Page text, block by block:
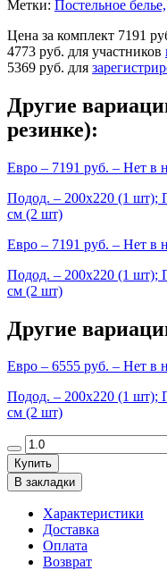
Метки: Постельное белье,
Цена за комплект 7191
4773 руб. для участников
5369 руб. для
Другие
резинке):
Евро – 7191 руб. – Нет в
Подод. – 200х220 (1 шт);
см (2 шт)
Евро – 7191 руб. – Нет в
Подод. – 200х220 (1 шт);
см (2 шт)
Другие
Евро – 6555 руб. – Нет в
Подод. – 200х220 (1 шт);
см (2 шт)
Купить
В закладки
Характеристики
Доставка
Оплата
Возврат